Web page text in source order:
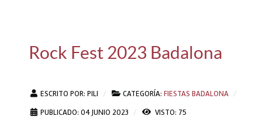
Rock Fest 2023 Badalona
ESCRITO POR: PILI CATEGORÍA: FIESTAS BADALONA
PUBLICADO: 04 JUNIO 2023
VISTO: 75